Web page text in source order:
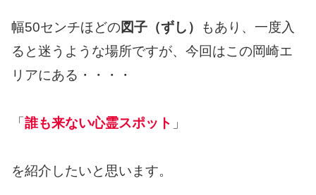
幅50センチほどの図子（ずし）
もあり、一度入
ると迷うような場所ですが、今回はこの岡崎エ
リアにある・・・・
「 誰も来ない心霊スポット 」
を紹介したいと思います。